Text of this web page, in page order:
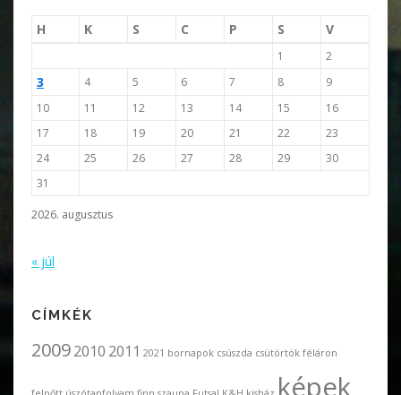
2026. augusztus
H K S C P S V
1 2
3 4 5 6 7 8
9
10
11 12 13 14 15
16
17
18 19 20 21 22
23
24
25 26 27 28 29
30
31
« júl
CÍMKÉK
20092010 2011 2021 bornapok csúszda csütörtök féláron
képek